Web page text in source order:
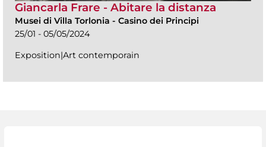
Giancarla Frare - Abitare la distanza
Musei di Villa Torlonia - Casino dei Principi
25/01 - 05/05/2024
Exposition|Art contemporain